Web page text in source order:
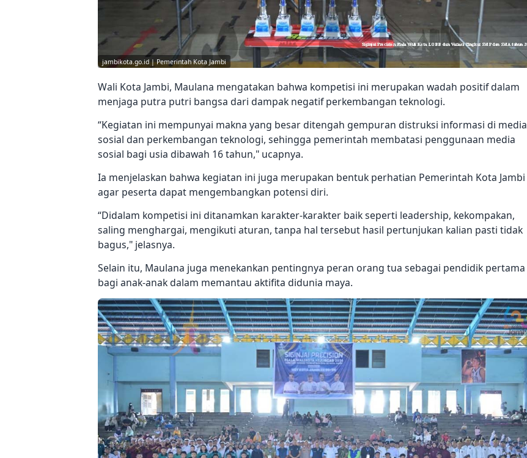
jambikota.go.id | Pemerintah Kota Jambi
Wali Kota Jambi, Maulana mengatakan bahwa kompetisi ini merupakan wadah positif dalam
menjaga putra putri bangsa dari dampak negatif perkembangan teknologi.
“Kegiatan ini mempunyai makna yang besar ditengah gempuran distruksi informasi di media
sosial dan perkembangan teknologi, sehingga pemerintah membatasi penggunaan media
sosial bagi usia dibawah 16 tahun," ucapnya.
Ia menjelaskan bahwa kegiatan ini juga merupakan bentuk perhatian Pemerintah Kota Jambi
agar peserta dapat mengembangkan potensi diri.
“Didalam kompetisi ini ditanamkan karakter-karakter baik seperti leadership, kekompakan,
saling menghargai, mengikuti aturan, tanpa hal tersebut hasil pertunjukan kalian pasti tidak
bagus," jelasnya.
Selain itu, Maulana juga menekankan pentingnya peran orang tua sebagai pendidik pertama
bagi anak-anak dalam memantau aktifita didunia maya.